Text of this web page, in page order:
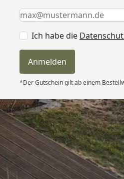
Keine Eingabe erforderlich
Eingabe erforderlich
E-Mail *
Ich habe die
Anmelden
*Der Gutschein gilt ab einem
Versand